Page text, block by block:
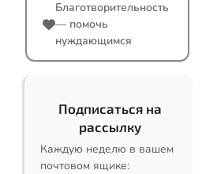
Благотворительность
— помочь
нуждающимся
Подписаться на
рассылку
Каждую неделю в вашем
почтовом ящике: